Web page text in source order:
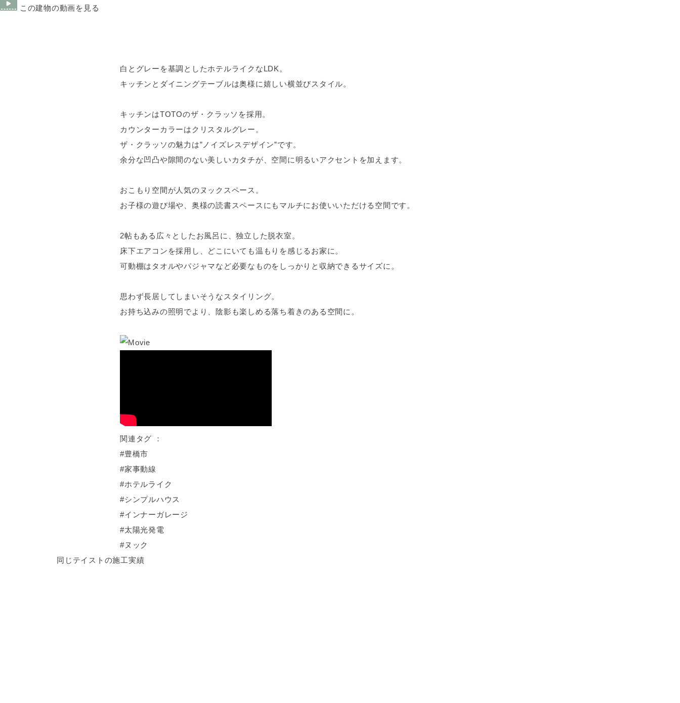
この建物の動画を見る
白とグレーを基調としたホテルライクなLDK。
キッチンとダイニングテーブルは奥様に嬉しい横並びスタイル。
キッチンはTOTOのザ・クラッソを採用。
カウンターカラーはクリスタルグレー。
ザ・クラッソの魅力は”ノイズレスデザイン”です。
余分な凹凸や隙間のない美しいカタチが、空間に明るいアクセントを加えます。
おこもり空間が人気のヌックスペース。
お子様の遊び場や、奥様の読書スペースにもマルチにお使いいただける空間です。
2帖もある広々としたお風呂に、独立した脱衣室。
床下エアコンを採用し、どこにいても温もりを感じるお家に。
可動棚はタオルやパジャマなど必要なものをしっかりと収納できるサイズに。
思わず長居してしまいそうなスタイリング。
お持ち込みの照明でより、陰影も楽しめる落ち着きのある空間に。
関連タグ ：
#豊橋市
#家事動線
#ホテルライク
#シンプルハウス
#インナーガレージ
#太陽光発電
#ヌック
同じテイストの施工実績